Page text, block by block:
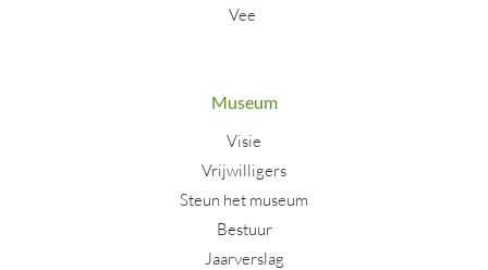
Vee
Museum
Visie
Vrijwilligers
Steun het museum
Bestuur
Jaarverslag